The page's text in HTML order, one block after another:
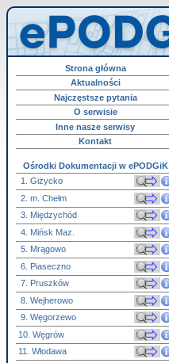
Strona główna
Aktualności
Najczęstsze pytania
O serwisie
Inne nasze serwisy
Kontakt
Ośrodki Dokumentacji w ePODGiK
1. Giżycko
2. m. Chełm
3. Międzychód
4. Mińsk Maz.
5. Mrągowo
6. Piaseczno
7. Pruszków
8. Wejherowo
9. Węgorzewo
10. Węgrów
11. Włodawa